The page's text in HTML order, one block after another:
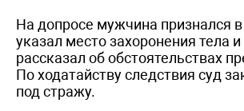
На допросе мужчина признался
указал место захоронения тела
рассказал об обстоятельствах
По ходатайству следствия суд
под стражу.